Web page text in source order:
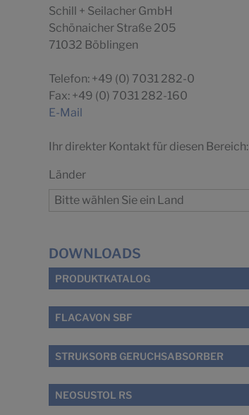
Schill + Seilacher GmbH
Schönaicher Straße 205
71032 Böblingen
Telefon: +49 (0) 7031 282-0
Fax: +49 (0) 7031 282-160
E-Mail
Ihr direkter Kontakt für diesen Bereich:
Länder
DOWNLOADS
PRODUKTKATALOG
FLACAVON SBF
STRUKSORB GERUCHSABSORBER
NEOSUSTOL RS